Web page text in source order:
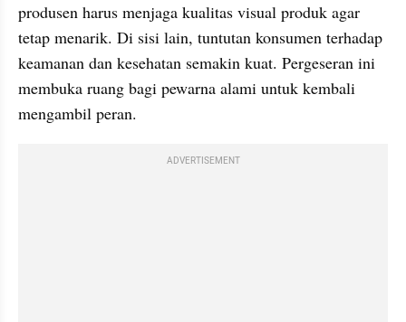
produsen harus menjaga kualitas visual produk agar
tetap menarik. Di sisi lain, tuntutan konsumen terhadap
keamanan dan kesehatan semakin kuat. Pergeseran ini
membuka ruang bagi pewarna alami untuk kembali
mengambil peran.
ADVERTISEMENT